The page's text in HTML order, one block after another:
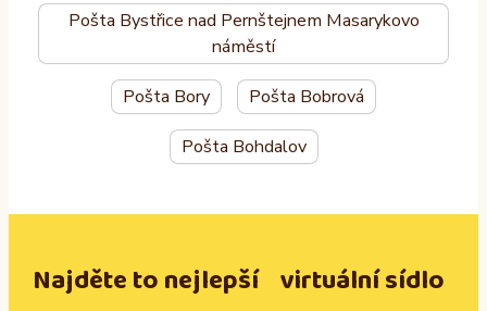
Pošta Bystřice nad Pernštejnem Masarykovo
náměstí
Pošta Bory Pošta Bobrová
Pošta Bohdalov
Najděte to nejlepší virtuální sídlo